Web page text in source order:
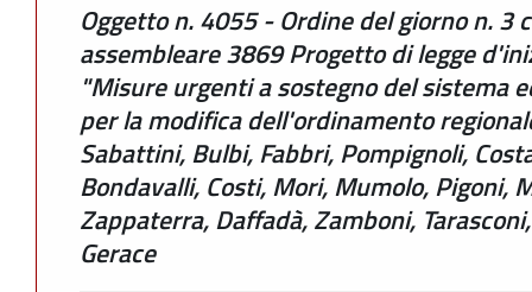
Oggetto n. 4055 - Ordine del giorno n. 3
assembleare 3869 Progetto di legge
"Misure urgenti a sostegno del sistema
per la modifica dell'ordinamento
Sabattini, Bulbi, Fabbri, Pompignoli,
Bondavalli, Costi, Mori, Mumolo, Pigoni,
Zappaterra, Daffadà, Zamboni,
Gerace